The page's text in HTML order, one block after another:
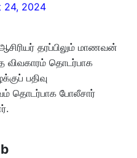
24, 2024
தரப்பிலும் மாணவன்
விவகாரம் தொடர்பாக
பதிவு
தொடர்பாக போலீசார்